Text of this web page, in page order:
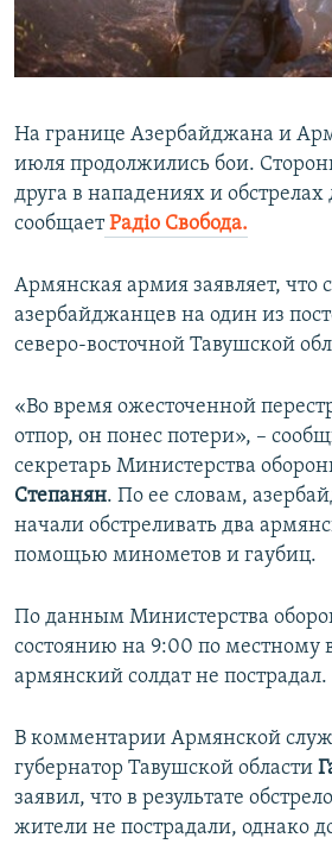
ПОБЕДИТЕЛЕЙ НЕ СУДЯТ?
КРЫМ.НЕПОКОРЕННЫЙ
УКРАИНСКАЯ ПРОБЛЕМА КРЫМА
ПРИСОЕДИНЯЙТЕСЬ!
Все сайты RFE/RL
На границе Азербайджана и
июля продолжились бои.
друга в нападениях и обстрелах
сообщаетРадіо Свобода.
Армянская армия заявляет, что
азербайджанцев на один из
северо-восточной Тавушской
«Во время ожесточенной
отпор, он понес потери», –
секретарь Министерства
Степанян. По ее словам,
начали обстреливать два
помощью минометов и гаубиц.
По данным Министерства
состоянию на 9:00 по местному
армянский солдат не пострадал.
В комментарии Армянской
губернатор Тавушской области
заявил, что в результате
жители не пострадали, однако